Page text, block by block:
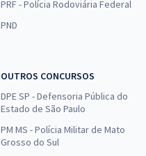
PRF - Polícia Rodoviária Federal
PND
OUTROS CONCURSOS
DPE SP - Defensoria Pública do
Estado de São Paulo
PM MS - Polícia Militar de Mato
Grosso do Sul